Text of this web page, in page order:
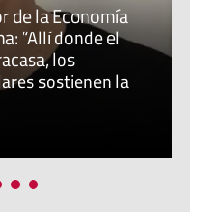
de la Economía
“Allí donde el
los
sostienen la